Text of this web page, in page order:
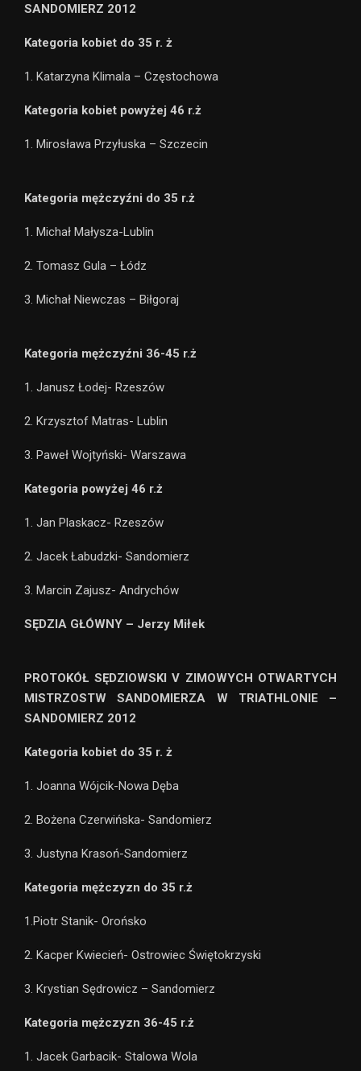
SANDOMIERZ 2012
Kategoria kobiet do 35 r. ż
1. Katarzyna Klimala – Częstochowa
Kategoria kobiet powyżej 46 r.ż
1. Mirosława Przyłuska – Szczecin
Kategoria mężczyźni do 35 r.ż
1. Michał Małysza-Lublin
2. Tomasz Gula – Łódz
3. Michał Niewczas – Biłgoraj
Kategoria mężczyźni 36-45 r.ż
1. Janusz Łodej- Rzeszów
2. Krzysztof Matras- Lublin
3. Paweł Wojtyński- Warszawa
Kategoria powyżej 46 r.ż
1. Jan Plaskacz- Rzeszów
2. Jacek Łabudzki- Sandomierz
3. Marcin Zajusz- Andrychów
SĘDZIA GŁÓWNY – Jerzy Miłek
PROTOKÓŁ SĘDZIOWSKI V ZIMOWYCH OTWARTYCH
MISTRZOSTW SANDOMIERZA W TRIATHLONIE –
SANDOMIERZ 2012
Kategoria kobiet do 35 r. ż
1. Joanna Wójcik-Nowa Dęba
2. Bożena Czerwińska- Sandomierz
3. Justyna Krasoń-Sandomierz
Kategoria mężczyzn do 35 r.ż
1.Piotr Stanik- Orońsko
2. Kacper Kwiecień- Ostrowiec Świętokrzyski
3. Krystian Sędrowicz – Sandomierz
Kategoria mężczyzn 36-45 r.ż
1. Jacek Garbacik- Stalowa Wola